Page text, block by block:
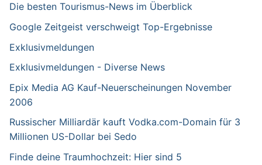
Die besten Tourismus-News im Überblick
Google Zeitgeist verschweigt Top-Ergebnisse
Exklusivmeldungen
Exklusivmeldungen - Diverse News
Epix Media AG Kauf-Neuerscheinungen November
2006
Russischer Milliardär kauft Vodka.com-Domain für 3
Millionen US-Dollar bei Sedo
Finde deine Traumhochzeit: Hier sind 5